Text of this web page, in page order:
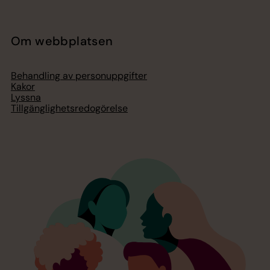
Om webbplatsen
Behandling av personuppgifter
Kakor
Lyssna
Tillgänglighetsredogörelse